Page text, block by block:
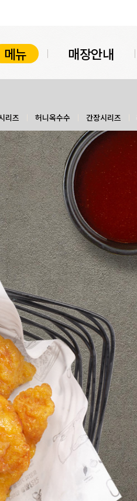
메뉴 매장안내
리즈 허니옥수수 간장시리즈